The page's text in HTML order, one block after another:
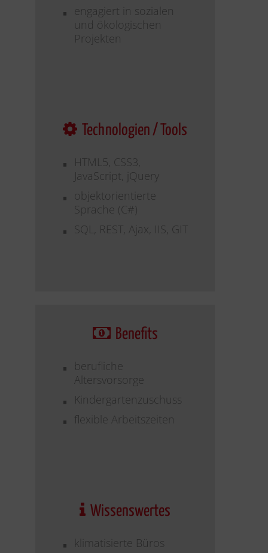
engagiert in sozialen
und ökologischen
Projekten
Technologien / Tools
HTML5, CSS3,
JavaScript, jQuery
objektorientierte
Sprache (C#)
SQL, REST, Ajax, IIS, GIT
Benefits
berufliche
Altersvorsorge
Kindergartenzuschuss
flexible Arbeitszeiten
Wissenswertes
klimatisierte Büros